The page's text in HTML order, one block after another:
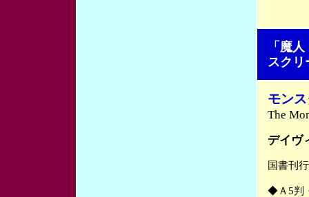
「魔
スクリ
モン
The
デイヴ
国書刊
◆Ａ5判